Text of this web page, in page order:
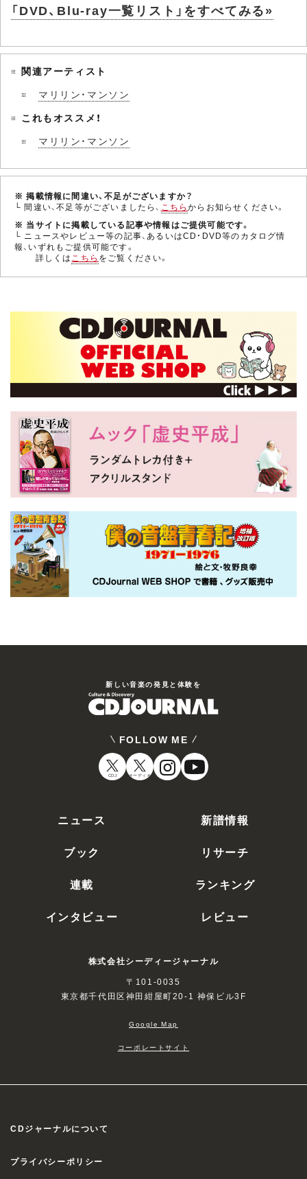
「DVD、Blu-ray一覧リスト」をすべてみる»
関連アーティスト
マリリン・マンソン
これもオススメ！
マリリン・マンソン
※ 掲載情報に間違い、不足がございますか？
└ 間違い、不足等がございましたら、 こちらからお知らせください。
※ 当サイトに掲載している記事や情報はご提供可能です。
└ ニュースやレビュー等の記事、あるいはCD・DVD等のカタログ情
報、いずれもご提供可能です。
詳しくはこちら をご覧ください。
新しい⾳楽の発⾒と体験を
FOLLOW ME
CDJ オーディオ
ニュース
新譜情報
ブック
リサーチ
連載
ランキング
インタビュー
レビュー
株式会社シーディージャーナル
〒101-0035
東京都千代田区神田紺屋町20-1 神保ビル3F
Google Map
コーポレートサイト
CDジャーナルについて
プライバシーポリシー